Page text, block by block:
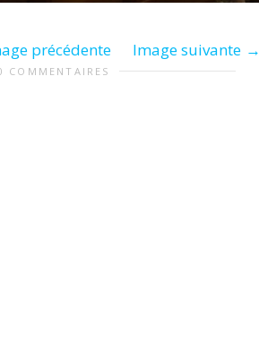
précédente Image suivante
COMMENTAIRES